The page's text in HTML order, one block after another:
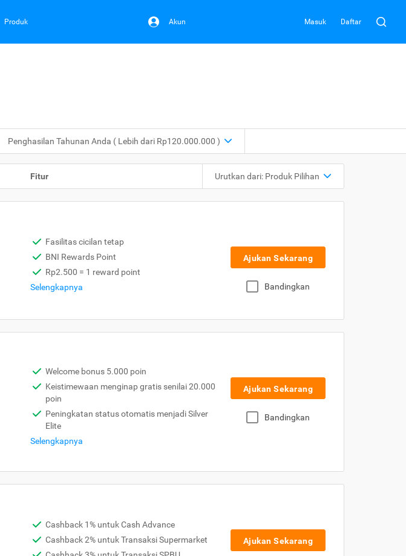
Produk Akun Masuk Daftar
Penghasilan Tahunan Anda ( Lebih dari Rp120.000.000 )
Fitur Urutkan dari: Produk Pilihan
Fasilitas cicilan tetap
BNI Rewards Point
Rp2.500 = 1 reward point
Selengkapnya
Ajukan Sekarang
Bandingkan
Welcome bonus 5.000 poin
Keistimewaan menginap gratis senilai 20.000
poin
Peningkatan status otomatis menjadi Silver
Elite
Selengkapnya
Ajukan Sekarang
Bandingkan
Cashback 1% untuk Cash Advance
Cashback 2% untuk Transaksi Supermarket
Ajukan Sekarang